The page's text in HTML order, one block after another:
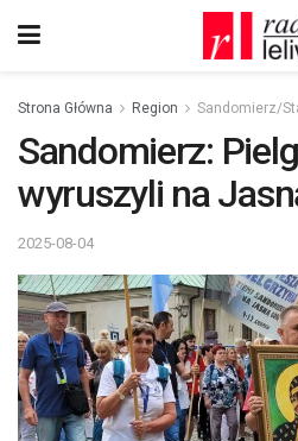
Strona Główna Region Sandomierz/
Sandomierz:
wyruszyli na
2025-08-04